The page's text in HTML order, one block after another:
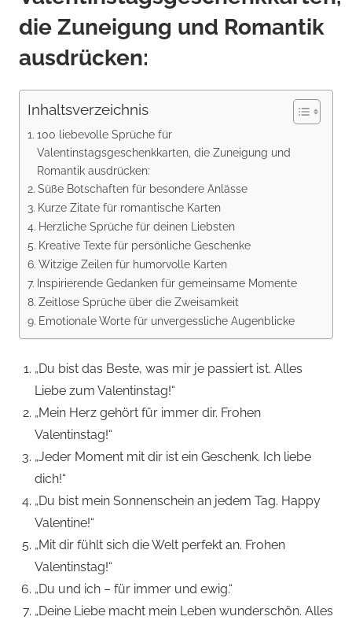
die Zuneigung und Romantik
ausdrücken:
Inhaltsverzeichnis
100 liebevolle Sprüche für
Valentinstagsgeschenkkarten, die Zuneigung und
Romantik ausdrücken:
Süße Botschaften für besondere Anlässe
Kurze Zitate für romantische Karten
Herzliche Sprüche für deinen Liebsten
Kreative Texte für persönliche Geschenke
Witzige Zeilen für humorvolle Karten
Inspirierende Gedanken für gemeinsame Momente
Zeitlose Sprüche über die Zweisamkeit
Emotionale Worte für unvergessliche Augenblicke
„Du bist das Beste, was mir je passiert ist. Alles
Liebe zum Valentinstag!“
„Mein Herz gehört für immer dir. Frohen
Valentinstag!“
„Jeder Moment mit dir ist ein Geschenk. Ich liebe
dich!“
„Du bist mein Sonnenschein an jedem Tag. Happy
Valentine!“
„Mit dir fühlt sich die Welt perfekt an. Frohen
Valentinstag!“
„Du und ich – für immer und ewig.“
„Deine Liebe macht mein Leben wunderschön. Alles